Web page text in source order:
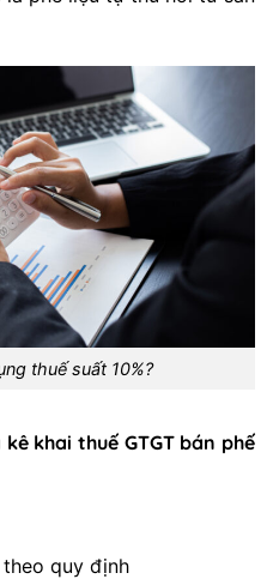
thuế suất 10%?
khai thuế GTGT bán phế
theo quy định